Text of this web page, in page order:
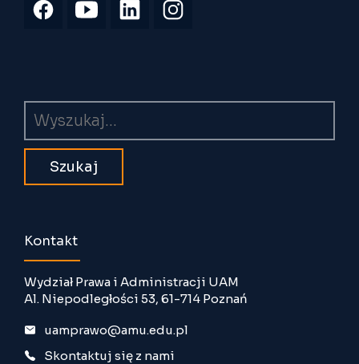
Wyszukiwarka
Kontakt
Wydział Prawa i Administracji UAM
Al. Niepodległości 53, 61-714 Poznań
uamprawo@amu.edu.pl
Skontaktuj się z nami